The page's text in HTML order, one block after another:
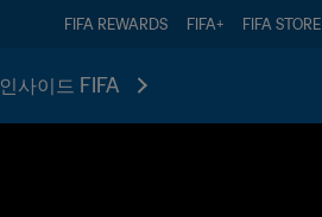
FIFA REWARDS FIFA+ FIFA STORE
인사이드 FIFA